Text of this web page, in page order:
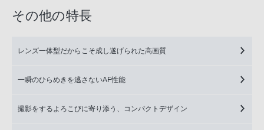
その他の特長
レンズ一体型だからこそ成し遂げられた高画質
一瞬のひらめきを逃さないAF性能
撮影をするよろこびに寄り添う、コンパクトデザイン